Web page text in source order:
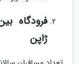
ژاپن